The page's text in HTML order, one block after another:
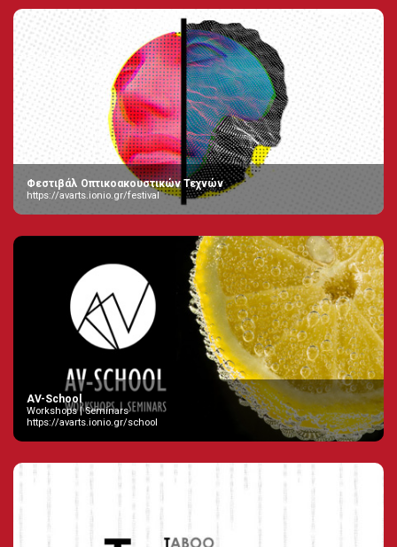
Φεστιβάλ Οπτικοακουστικών Τεχνών
https://avarts.ionio.gr/festival
AV-School
Workshops | Seminars
https://avarts.ionio.gr/school